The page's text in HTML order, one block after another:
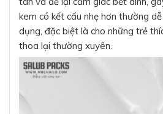
kem có kết cấu nhẹ hơn thường
dụng, đặc biệt là cho những trẻ
thoa lại thường xuyên.